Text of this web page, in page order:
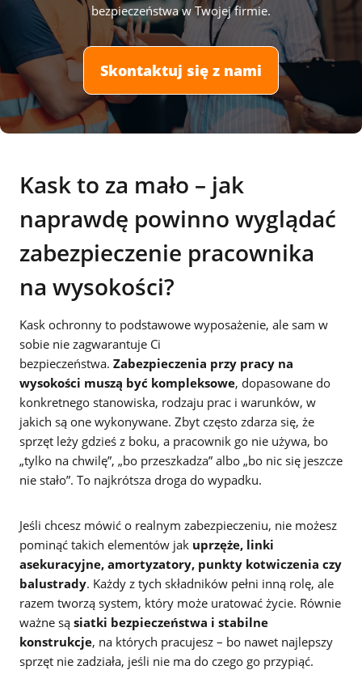
bezpieczeństwa w Twojej firmie.
Skontaktuj się z nami
Kask to za mało – jak
naprawdę powinno wyglądać
zabezpieczenie pracownika
na wysokości?
Kask ochronny to podstawowe wyposażenie, ale sam w
sobie nie zagwarantuje Ci
bezpieczeństwa. Zabezpieczenia przy pracy na
wysokości muszą być kompleksowe, dopasowane do
konkretnego stanowiska, rodzaju prac i warunków, w
jakich są one wykonywane. Zbyt często zdarza się, że
sprzęt leży gdzieś z boku, a pracownik go nie używa, bo
„tylko na chwilę”, „bo przeszkadza” albo „bo nic się jeszcze
nie stało”. To najkrótsza droga do wypadku.
Jeśli chcesz mówić o realnym zabezpieczeniu, nie możesz
pominąć takich elementów jak uprzęże, linki
asekuracyjne, amortyzatory, punkty kotwiczenia czy
balustrady. Każdy z tych składników pełni inną rolę, ale
razem tworzą system, który może uratować życie. Równie
ważne są siatki bezpieczeństwa i stabilne
konstrukcje, na których pracujesz – bo nawet najlepszy
sprzęt nie zadziała, jeśli nie ma do czego go przypiąć.